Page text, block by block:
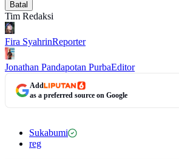
Batal
Tim Redaksi
Fira SyahrinReporter
Jonathan Pandapotan PurbaEditor
Add
as a preferred source on Google
Sukabumi
reg